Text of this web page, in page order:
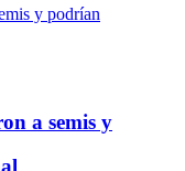
a semis y